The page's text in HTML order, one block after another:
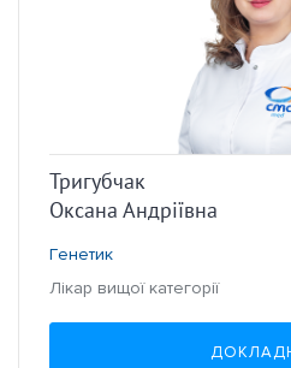
Тригубчак
Оксана Андріївна
Генетик
Лікар вищої категорії